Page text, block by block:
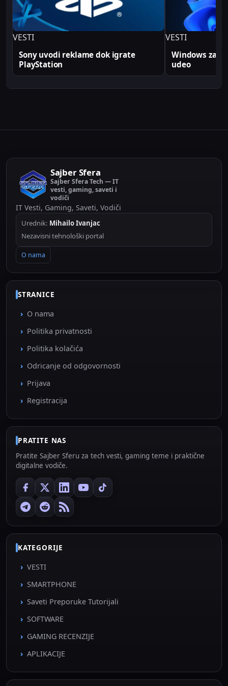
VESTI
Sony uvodi reklame dok igrate
PlayStation
VESTI
Windows
udeo
Sajber Sfera
Sajber Sfera Tech — IT
vesti, gaming, saveti i
vodiči
IT Vesti, Gaming, Saveti, Vodiči
Urednik: Mihailo Ivanjac
Nezavisni tehnološki portal
O nama
STRANICE
O nama
Politika privatnosti
Politika kolačića
Odricanje od odgovornosti
Prijava
Registracija
PRATITE NAS
Pratite Sajber Sferu za tech vesti, gaming teme i praktične
digitalne vodiče.
KATEGORIJE
VESTI
SMARTPHONE
Saveti Preporuke Tutorijali
SOFTWARE
GAMING RECENZIJE
APLIKACIJE